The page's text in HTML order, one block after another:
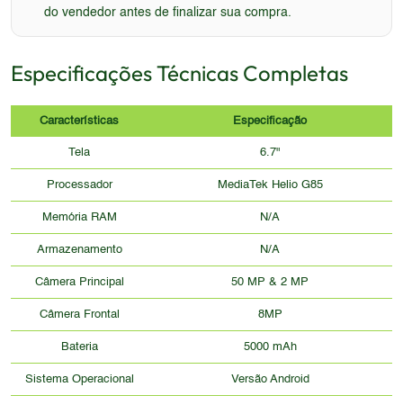
do vendedor antes de finalizar sua compra.
Especificações Técnicas Completas
Características Especificação
Tela 6.7"
Processador MediaTek Helio G85
Memória RAM N/A
Armazenamento N/A
Câmera Principal 50 MP & 2 MP
Câmera Frontal 8MP
Bateria 5000 mAh
Sistema Operacional Versão Android